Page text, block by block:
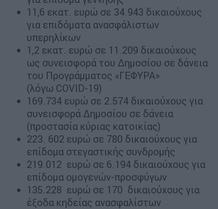
11,6 εκατ. ευρώ σε 34.943 δικαιούχους
για επιδόματα ανασφάλιστων
υπερηλίκων
1,2 εκατ. ευρώ σε 11.209 δικαιούχους
ως συνεισφορά του Δημοσίου σε δάνεια
του Προγράμματος «ΓΕΦΥΡΑ»
(λόγω COVID-19)
169.734 ευρώ σε 2.574 δικαιούχους για
συνεισφορά Δημοσίου σε δάνεια
(προστασία κύριας κατοικίας)
223. 602 ευρώ σε 780 δικαιούχους για
επίδομα στεγαστικής συνδρομής
219.012 ευρώ σε 6.194 δικαιούχους για
επίδομα ομογενών-προσφύγων
135.228 ευρώ σε 170 δικαιούχους για
έξοδα κηδείας ανασφαλίστων